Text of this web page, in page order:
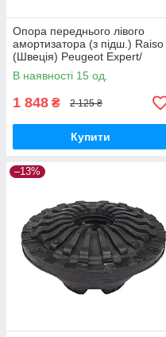
Опора переднього лівого
амортизатора (з підш.) Raiso
(Швеція) Peugeot Expert/
Експерт 96- #RC01916
UAKTZKJ17
В наявності 15 од.
1 848 ₴ 2 125 ₴
Купити
–13%